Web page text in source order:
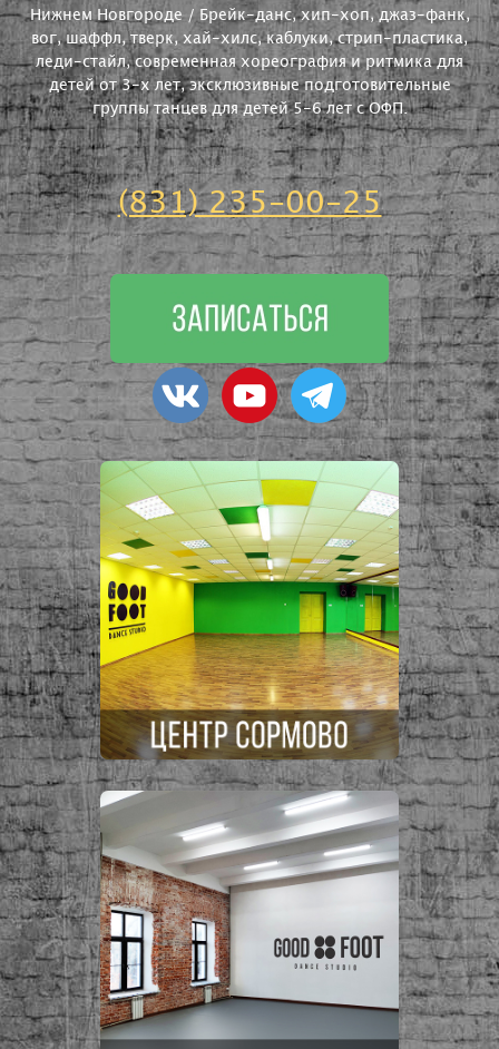
Нижнем Новгороде / Брейк-данс, хип-хоп, джаз-фанк,
вог, шаффл, тверк, хай-хилс, каблуки, стрип-пластика,
леди-стайл, современная хореография и ритмика для
детей от 3-х лет, эксклюзивные подготовительные
группы танцев для детей 5-6 лет с ОФП.
(831) 235-00-25